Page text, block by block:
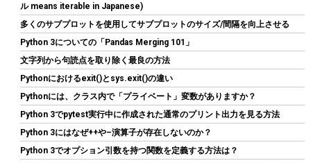
シリコンパワー デスクトップPC用 メモリ DDR4 3200 PC4-25600
16GB x 2枚 (32GB) 288Pin 1.2V CL22 SP032GBLFU320F22
(544409) GBP 173.07 (2026-08-09 04:05 GMT +09:00 時点 -詳細は
こちら)
ル means iterable in Japanese)
多くのサブプロットを使用してサブプロットのサイズ/間隔を向上させる
Python 3についての「Pandas Merging 101」
文字列から句読点を取り除く最良の方法
Pythonにおけるexit()とsys.exit()の違い
Pythonには、クラス内で「プライベート」変数がありますか？
Python 3でpytest実行中に作成された通常のプリント出力を見る方法
Python 3にはなぜ++や–演算子が存在しないのか？
Python 3でオプション引数を持つ関数を定義する方法は？